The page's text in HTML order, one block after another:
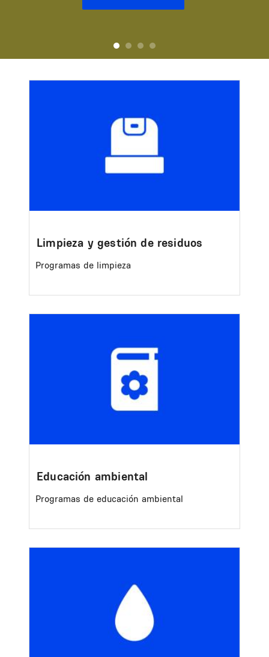
Limpieza y gestión de residuos
Programas de limpieza
Educación ambiental
Programas de educación ambiental